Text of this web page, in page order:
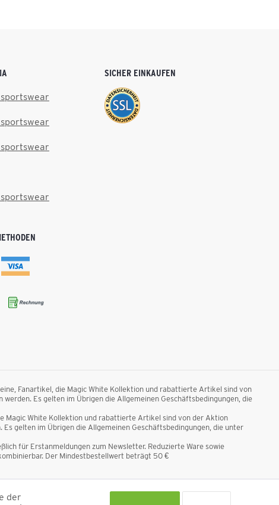
SICHER EINKAUFEN
Fanartikel, die Magic White Kollektion und rabattierte Artikel sind von
Es gelten im Übrigen die Allgemeinen Geschäftsbedingungen, die
Magic White Kollektion und rabattierte Artikel sind von der Aktion
gelten im Übrigen die Allgemeinen Geschäftsbedingungen, die unter
für Erstanmeldungen zum Newsletter. Reduzierte Ware sowie
Der Mindestbestellwert beträgt 50 €
der